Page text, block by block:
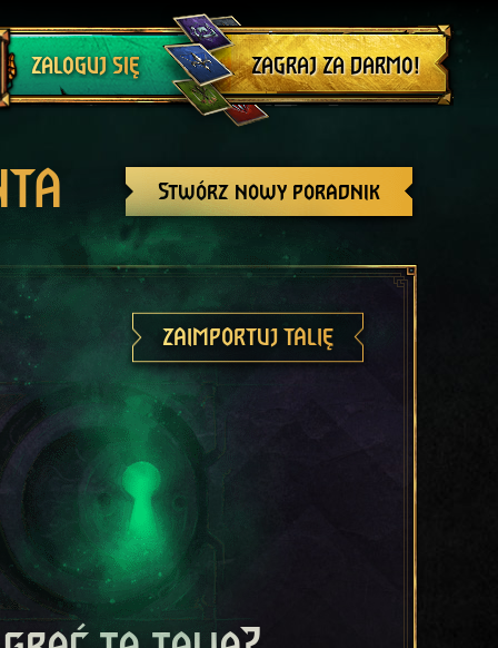
ZALOGUJ SIĘ
Wyloguj się
ZAGRAJ ZA DARMO!
Stwórz nowy poradnik
ZAIMPORTUJ TALIĘ